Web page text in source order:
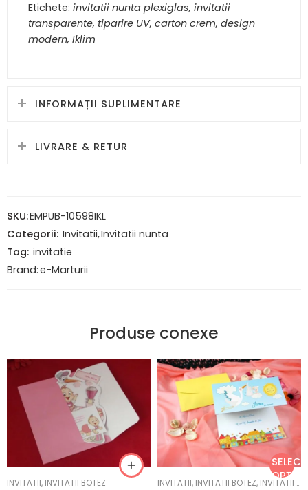
Etichete: invitatii nunta plexiglas, invitatii
transparente, tiparire UV, carton crem, design
modern, Iklim
INFORMAȚII SUPLIMENTARE
LIVRARE & RETUR
SKU:EMPUB-10598IKL
Categorii: Invitatii,Invitatii nunta
Tag: invitatie
Brand:e-Marturii
Produse conexe
INVITATII, INVITATII BOTEZ INVITATII, INVITATII BOTEZ, INVITATII BOTEZ BAIAT